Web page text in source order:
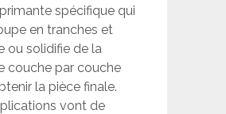
spécifique qui
en tranches et
ou solidifie de la
couche par couche
la pièce finale.
vont de